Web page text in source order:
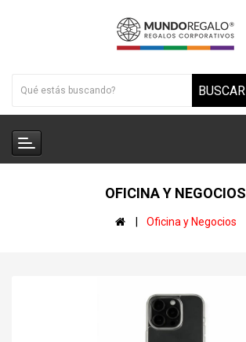
BUSCAR
OFICINA Y NEGOCIOS
Oficina y Negocios